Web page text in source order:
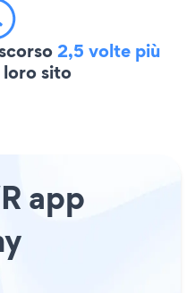
2,5 volte più
loro sito
app